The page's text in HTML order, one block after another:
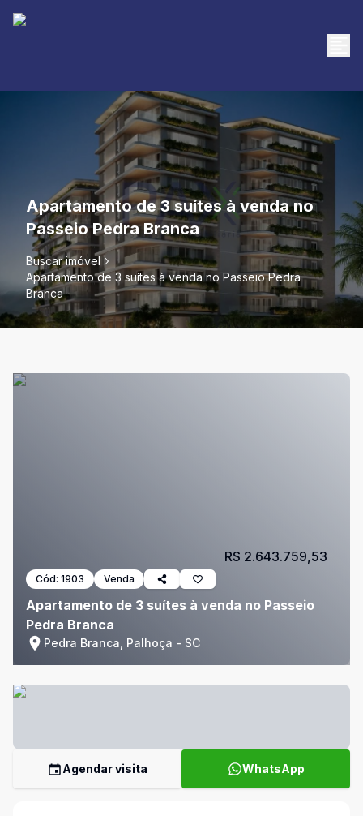
Apartamento de 3 suítes à venda no
Passeio Pedra Branca
Buscar imóvel
Apartamento de 3 suítes à venda no Passeio Pedra
Branca
Cód: 1903 Venda
Apartamento de 3 suítes à venda no Passeio
Pedra Branca
Pedra Branca, Palhoça - SC
R$ 2.643.759,53
Agendar visita WhatsApp